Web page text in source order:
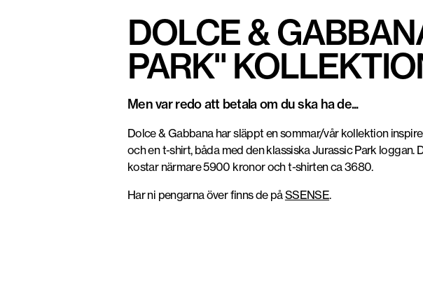
DOLCE &
PARK"
Men var redo att betala om du ska ha de...
Dolce & Gabbana har släppt en sommar/vår kollektion
och en t-shirt, båda med den klassiska Jurassic Park
kostar närmare 5900 kronor och t-shirten ca 3680.
Har ni pengarna över finns de påSSENSE.